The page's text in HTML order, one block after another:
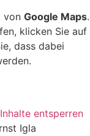
von Google Maps.
klicken Sie auf
dass dabei
entsperren
Igla